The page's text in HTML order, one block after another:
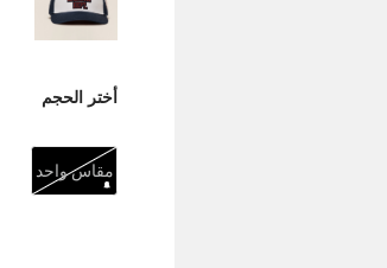
أختر الحجم
مقاس واحد